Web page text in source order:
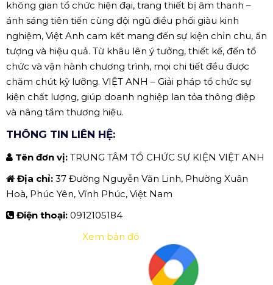
không gian tổ chức hiện đại, trang thiết bị âm thanh –
ánh sáng tiên tiến cùng đội ngũ điều phối giàu kinh
nghiệm, Việt Anh cam kết mang đến sự kiện chỉn chu, ấn
tượng và hiệu quả. Từ khâu lên ý tưởng, thiết kế, đến tổ
chức và vận hành chương trình, mọi chi tiết đều được
chăm chút kỹ lưỡng. VIỆT ANH – Giải pháp tổ chức sự
kiện chất lượng, giúp doanh nghiệp lan tỏa thông điệp
và nâng tầm thương hiệu.
THÔNG TIN LIÊN HỆ:
Tên đơn vị: TRUNG TÂM TỔ CHỨC SỰ KIỆN VIỆT ANH
Địa chỉ: 37 Đường Nguyễn Văn Linh, Phường Xuân
Hoà, Phúc Yên, Vĩnh Phúc, Việt Nam
Điện thoại: 0912105184
Xem bản đồ